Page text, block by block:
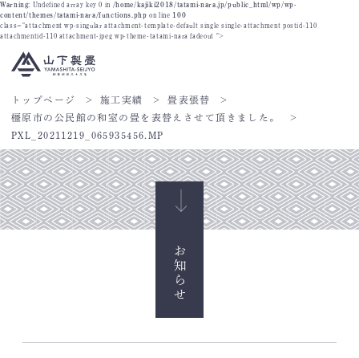
Warning: Undefined array key 0 in /home/kajiki2018/tatami-nara.jp/public_html/wp/wp-
content/themes/tatami-nara/functions.php on line 100
class="attachment wp-singular attachment-template-default single single-attachment postid-110
attachmentid-110 attachment-jpeg wp-theme-tatami-nara fadeout ">
トップページ 施工実績
畳表張替
橿原市の公民館の和室の畳を表替えさせて頂きました。
PXL_20211219_065935456.MP
お知らせ